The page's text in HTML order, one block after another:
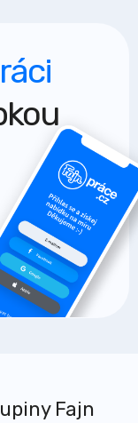
Fajn